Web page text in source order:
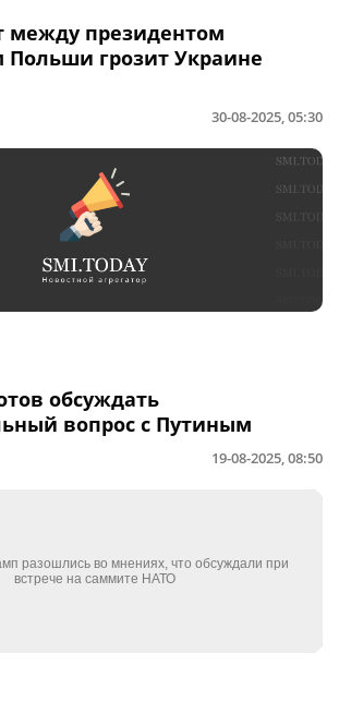
между президентом
Польши грозит Украине
30-08-2025, 05:30
обсуждать
вопрос с Путиным
19-08-2025, 08:50